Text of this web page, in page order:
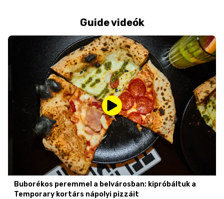
Guide videók
Buborékos peremmel a belvárosban: kipróbáltuk a
Temporary kortárs nápolyi pizzáit